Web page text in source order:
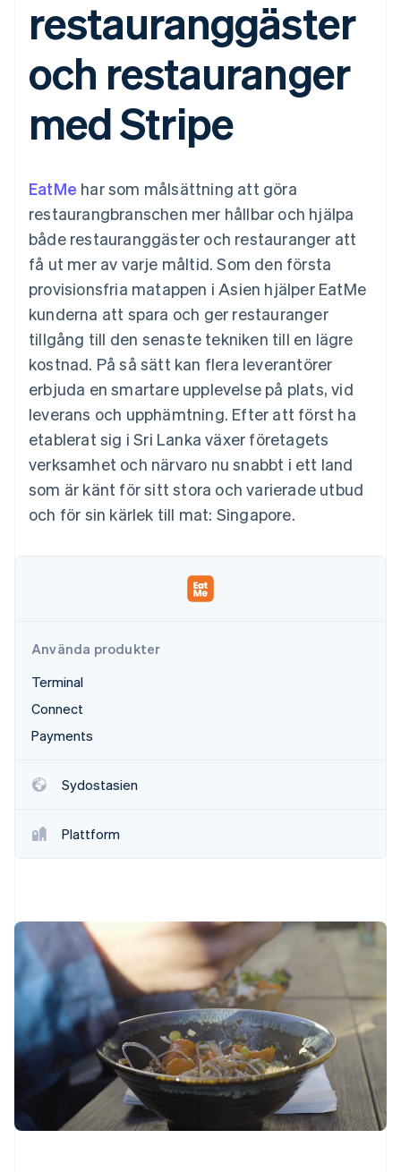
Link
Accelererad kassaprocess
Länkade finanskontodata
Recognition
Automatiserad
redovisning
Anpassade
rapporter
Datasynkronisering
Mer
Product roadmap
Se vad som kommer härnäst
Radar
Bedrägeribekämpning
Bolagsbildning för startups
Climate
Koldioxidinfångning
Identity
Identitetsverifiering online
Stripe Sessions 2026
Se hur Stripe bygger den ekonomiska
Plattformar
SaaS
AI-företag
Besöksnäring, resor
Försäkringsbolag
Media och
underhållning
Ideella organisationer
Professionella tjänster
Offentlig sektor
Detaljhandel
Ecosystem
Partner
Stripe App Marketplace
Erbjud
användningsbaserad
fakturering
Utfärda stablecoin-
stödda kort
Tillhandahåll och
hantera tjänster med
agenter
Resurser
Appintegrationer
Kodexempel
Utvecklarblogg
API-status
Produktplan
Sessions årliga
konferens
Karriärer
Nyhetsrum
Stripe Press
Kontakt
Kontakta säljteamet
Bli partner
restauranggäster
och restauranger
med Stripe
EatMe har som målsättning att göra
restaurangbranschen mer hållbar och hjälpa
både restauranggäster och restauranger att
få ut mer av varje måltid. Som den första
provisionsfria matappen i Asien hjälper EatMe
kunderna att spara och ger restauranger
tillgång till den senaste tekniken till en lägre
kostnad. På så sätt kan flera leverantörer
erbjuda en smartare upplevelse på plats, vid
leverans och upphämtning. Efter att först ha
etablerat sig i Sri Lanka växer företagets
verksamhet och närvaro nu snabbt i ett land
som är känt för sitt stora och varierade utbud
och för sin kärlek till mat: Singapore.
Använda produkter
Terminal
Connect
Payments
Sydostasien
Plattform